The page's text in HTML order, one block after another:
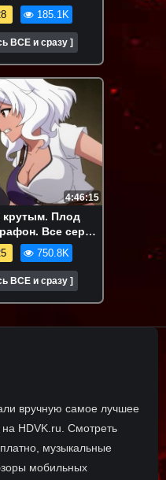
Аниме-
185.1K
ВСЕ и сразу ]
4:46:15
крутым. Плод
Все серии
750.8K
ВСЕ и сразу ]
вручную самое лучшее
HDVK.ru. Смотреть
музыкальные
мобильных